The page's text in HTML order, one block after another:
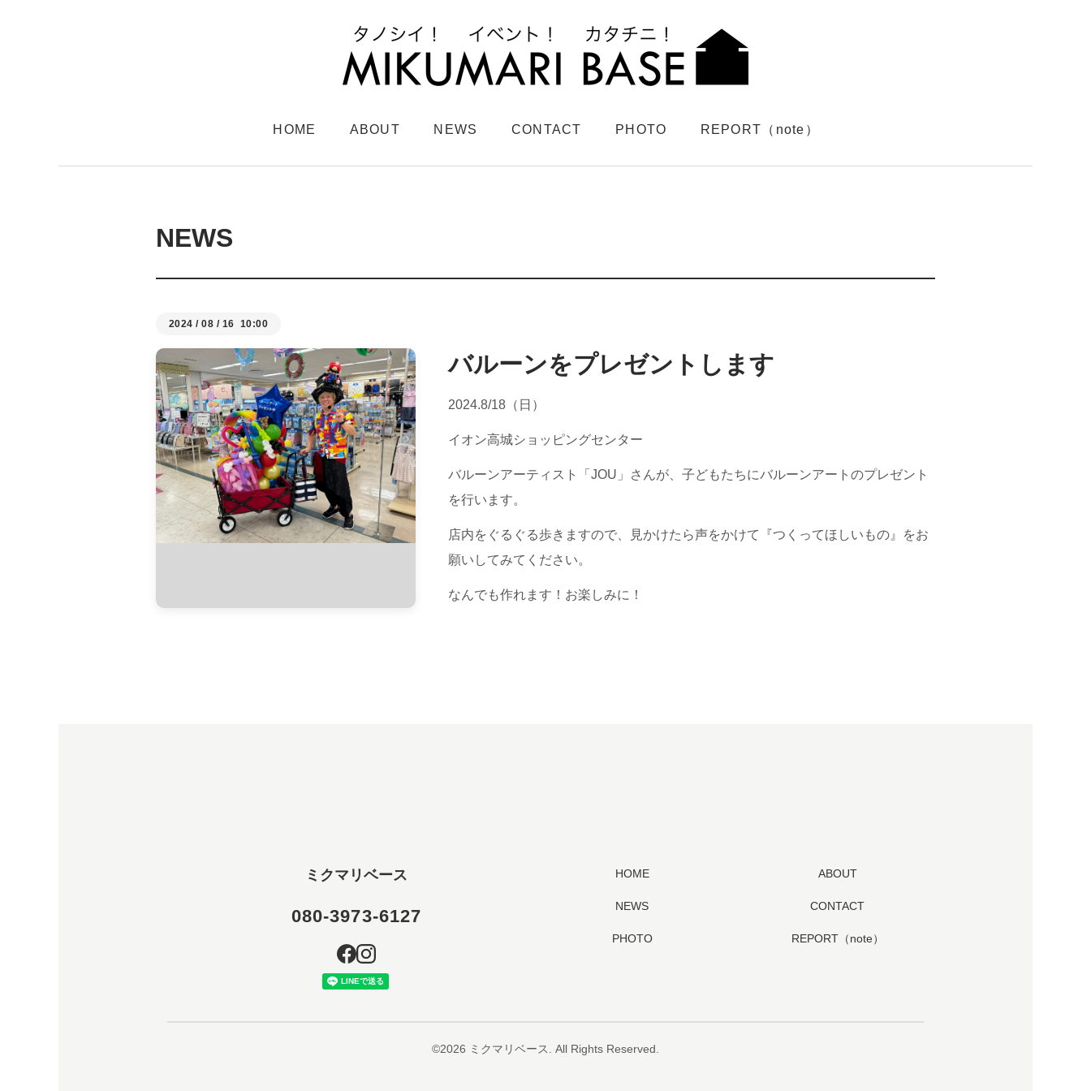
HOME ABOUT NEWS CONTACT PHOTO REPORT（note）
NEWS
2024 /08 / 16 10:00
バルーンをプレゼントします
2024.8/18（日）
イオン高城ショッピングセンター
バルーンアーティスト「JOU」さんが、子どもたちにバルーンアートのプレゼント
を行います。
店内をぐるぐる歩きますので、見かけたら声をかけて『つくってほしいもの』をお
願いしてみてください。
なんでも作れます！お楽しみに！
ミクマリベース
080-3973-6127
HOME ABOUT
NEWS CONTACT
PHOTO REPORT（note）
©2026 ミクマリベース . All Rights Reserved.